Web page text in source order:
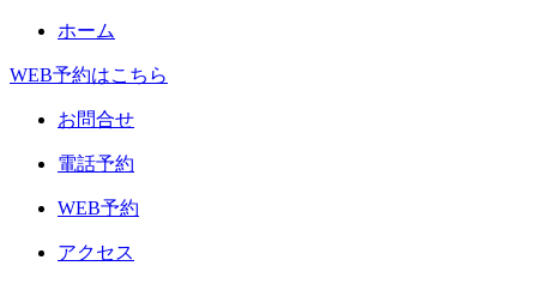
ホーム
WEB予約はこちら
お問合せ
電話予約
WEB予約
アクセス